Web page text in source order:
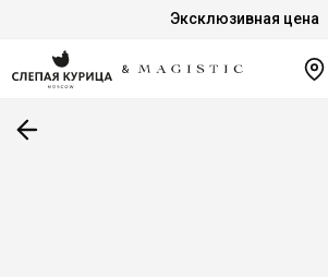
Эксклюзивная цена